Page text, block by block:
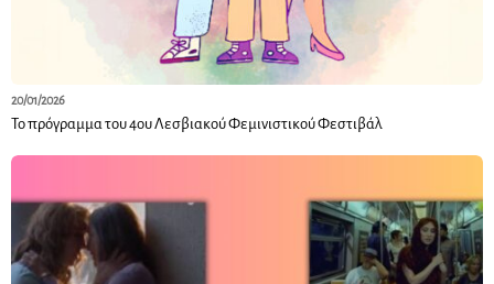
20/01/2026
Το πρόγραμμα του 4ου Λεσβιακού Φεμινιστικού Φεστιβάλ